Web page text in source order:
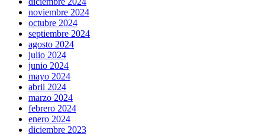
noviembre 2024
octubre 2024
septiembre 2024
agosto 2024
julio 2024
junio 2024
mayo 2024
abril 2024
marzo 2024
febrero 2024
enero 2024
diciembre 2023